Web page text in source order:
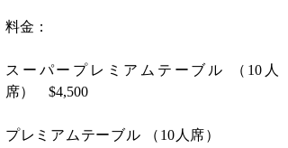
料金：
スーパープレミアムテーブル （10人
席）　$4,500
プレミアムテーブル （10人席）